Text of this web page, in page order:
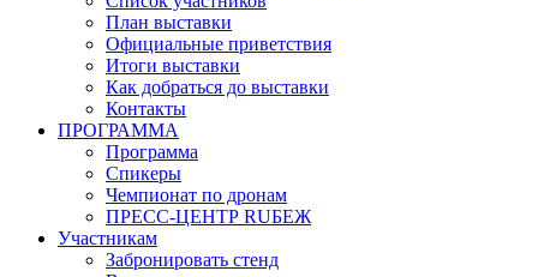
План выставки
Официальные приветствия
Итоги выставки
Как добраться до выставки
Контакты
ПРОГРАММА
Программа
Спикеры
Чемпионат по дронам
ПРЕСС-ЦЕНТР RUБЕЖ
Участникам
Забронировать стенд